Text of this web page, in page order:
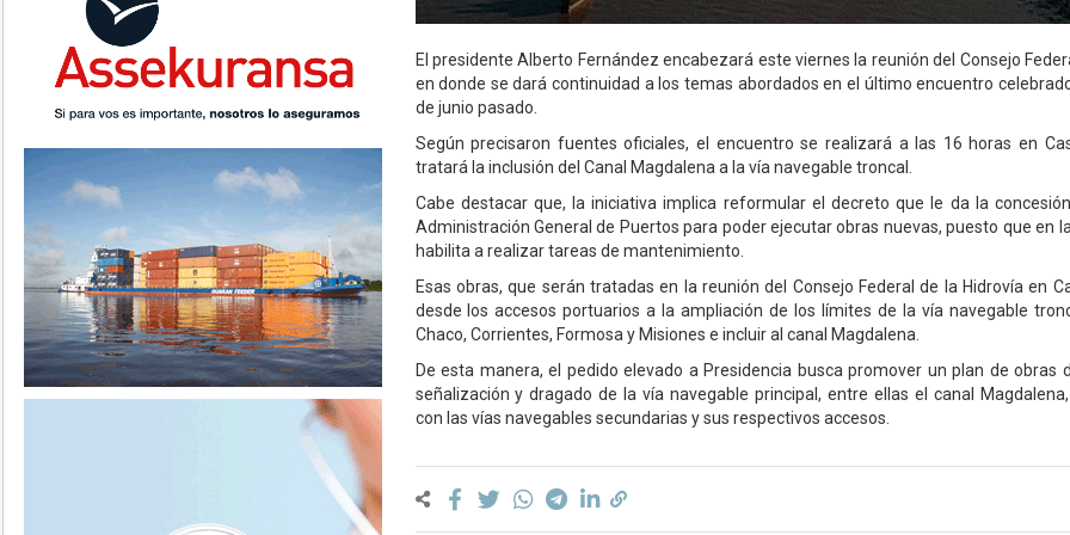
El presidente Alberto Fernández encabezará este viernes la reunión del Consejo
en donde se dará continuidad a los temas abordados en el último encuentro
de junio pasado.
Según precisaron fuentes oficiales, el encuentro se realizará a las 16 horas en
tratará la inclusión del Canal Magdalena a la vía navegable troncal.
Cabe destacar que, la iniciativa implica reformular el decreto que le da la
Administración General de Puertos para poder ejecutar obras nuevas, puesto que en
habilita a realizar tareas de mantenimiento.
Esas obras, que serán tratadas en la reunión del Consejo Federal de la Hidrovía en
desde los accesos portuarios a la ampliación de los límites de la vía navegable
Chaco, Corrientes, Formosa y Misiones e incluir al canal Magdalena.
De esta manera, el pedido elevado a Presidencia busca promover un plan de obras
señalización y dragado de la vía navegable principal, entre ellas el canal
con las vías navegables secundarias y sus respectivos accesos.